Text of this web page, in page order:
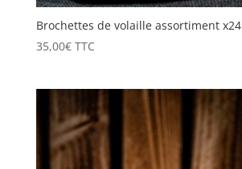
Brochettes de volaille assortiment x24
35,00€ TTC